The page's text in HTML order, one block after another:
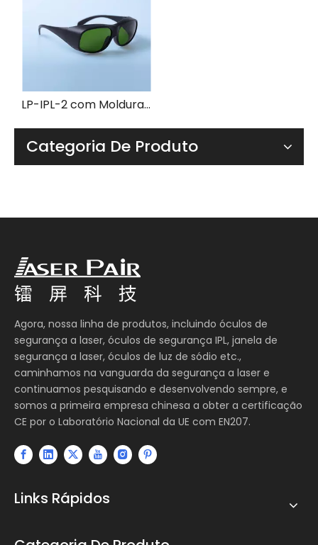
LP-IPL-2 com Moldura 33
Categoria De Produto
Agora, nossa linha de produtos, incluindo óculos de
segurança a laser, óculos de segurança IPL, janela de
segurança a laser, óculos de luz de sódio etc.,
caminhamos na vanguarda da segurança a laser e
continuamos pesquisando e desenvolvendo sempre, e
somos a primeira empresa chinesa a obter a certificação
CE por o Laboratório Nacional da UE com EN207.
Links Rápidos